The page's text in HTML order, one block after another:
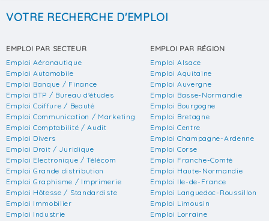
VOTRE RECHERCHE D'EMPLOI
EMPLOI PAR SECTEUR
Emploi Aéronautique
Emploi Automobile
Emploi Banque / Finance
Emploi BTP / Bureau d'études
Emploi Coiffure / Beauté
Emploi Communication / Marketing
Emploi Comptabilité / Audit
Emploi Divers
Emploi Droit / Juridique
Emploi Electronique / Télécom
Emploi Grande distribution
Emploi Graphisme / Imprimerie
Emploi Hôtesse / Standardiste
Emploi Immobilier
Emploi Industrie
EMPLOI PAR RÉGION
Emploi Alsace
Emploi Aquitaine
Emploi Auvergne
Emploi Basse-Normandie
Emploi Bourgogne
Emploi Bretagne
Emploi Centre
Emploi Champagne-Ardenne
Emploi Corse
Emploi Franche-Comté
Emploi Haute-Normandie
Emploi Ile-de-France
Emploi Languedoc-Roussillon
Emploi Limousin
Emploi Lorraine